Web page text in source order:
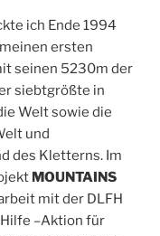
ich Ende 1994
ersten
seinen 5230m der
siebtgrößte in
Welt sowie die
und
des Kletterns. Im
MOUNTAINS
mit der DLFH
–Aktion für